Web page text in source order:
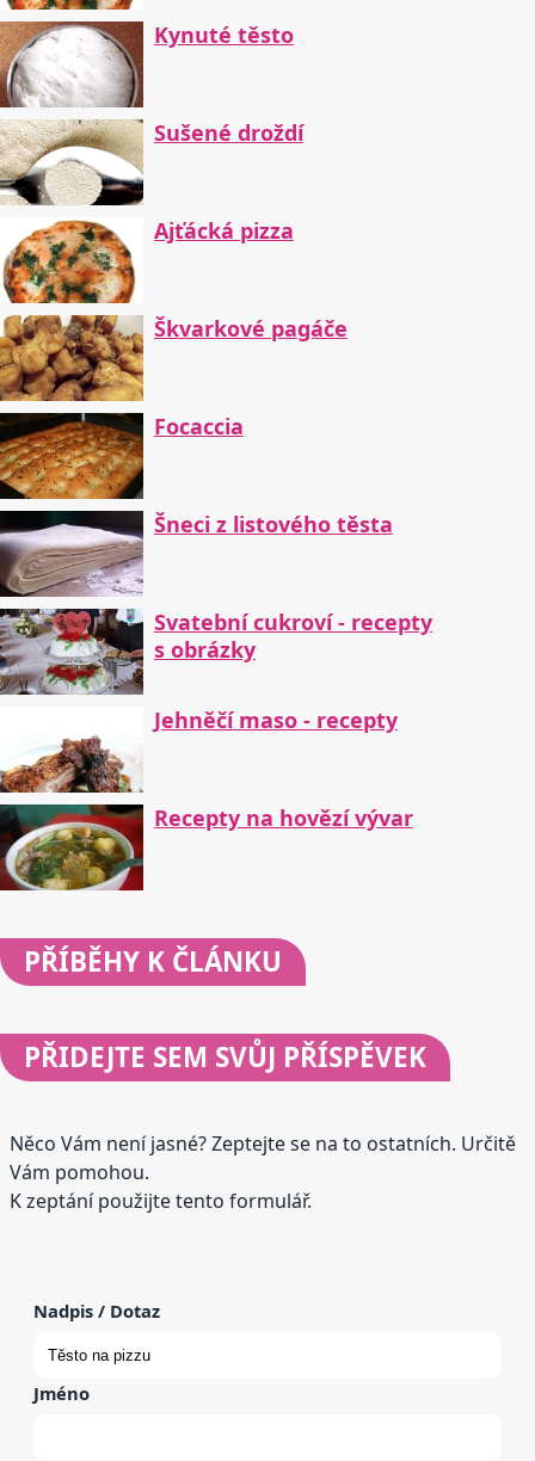
Kynuté těsto
Sušené droždí
Ajťácká pizza
Škvarkové pagáče
Focaccia
Šneci z listového těsta
Svatební cukroví - recepty
s obrázky
Jehněčí maso - recepty
Recepty na hovězí vývar
PŘÍBĚHY K ČLÁNKU
PŘIDEJTE SEM SVŮJ PŘÍSPĚVEK
Něco Vám není jasné? Zeptejte se na to ostatních. Určitě
Vám pomohou.
K zeptání použijte tento formulář.
Nadpis / Dotaz
Jméno